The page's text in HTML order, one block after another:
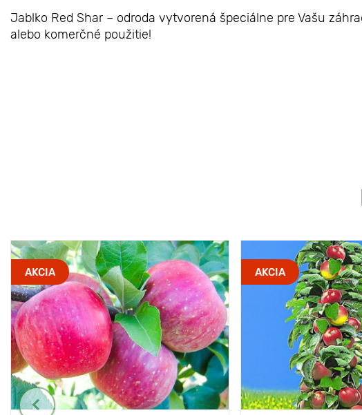
Jablko Red Shar – odroda vytvorená špeciálne pre Vašu
alebo komerčné použitie!
AKCIA AKCIA